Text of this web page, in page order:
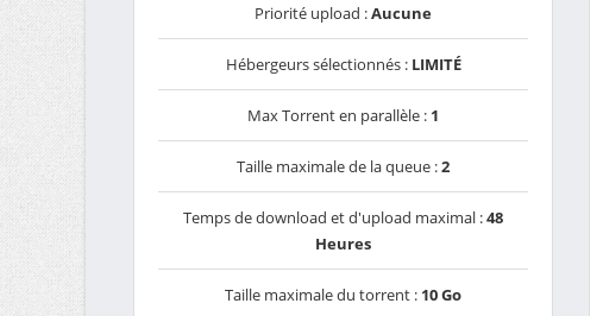
Priorité upload :Aucune
Hébergeurs sélectionnés : LIMITÉ
Max Torrent en parallèle : 1
Taille maximale de la queue :2
Temps de download et d'upload maximal :48
Heures
Taille maximale du torrent : 10 Go